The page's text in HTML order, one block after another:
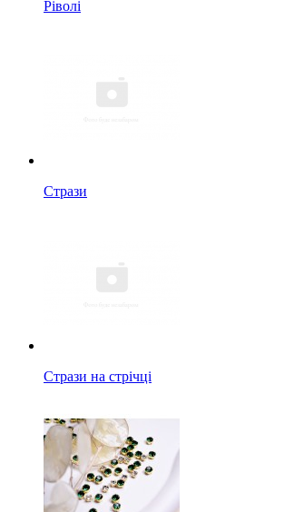
Ріволі
Стрази
Стрази на стрічці